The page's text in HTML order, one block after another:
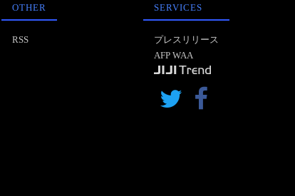
OTHER
RSS
SERVICES
プレスリリース
AFP WAA